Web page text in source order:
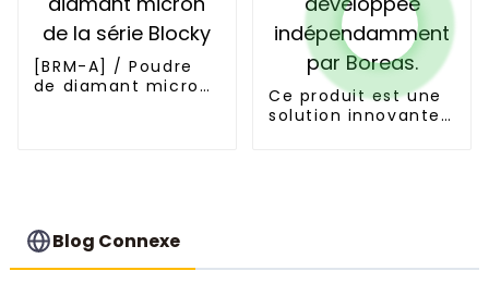
[BRM-A] / Poudre
de diamant micron
Ce produit est une
solution innovante
Blog Connexe